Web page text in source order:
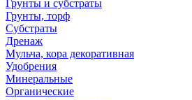
Грунты и субстраты
Грунты, торф
Субстраты
Дренаж
Мульча, кора декоративная
Удобрения
Минеральные
Органические